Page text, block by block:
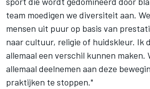
team moedigen we diversiteit aan.
mensen uit puur op basis van
naar cultuur, religie of huidskleur. Ik
allemaal een verschil kunnen maken.
allemaal deelnemen aan deze
praktijken te stoppen."